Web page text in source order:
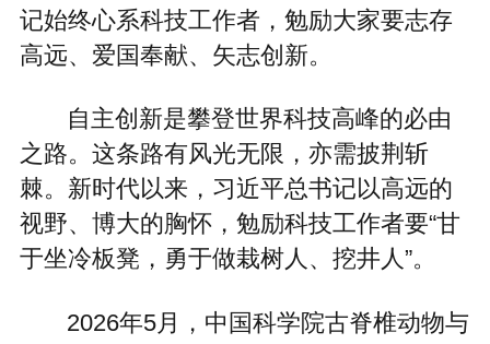
记始终心系科技工作者，勉励大家要志存
高远、爱国奉献、矢志创新。
自主创新是攀登世界科技高峰的必由
之路。这条路有风光无限，亦需披荆斩
棘。新时代以来，习近平总书记以高远的
视野、博大的胸怀，勉励科技工作者要“甘
于坐冷板凳，勇于做栽树人、挖井人”。
2026年5月，中国科学院古脊椎动物与